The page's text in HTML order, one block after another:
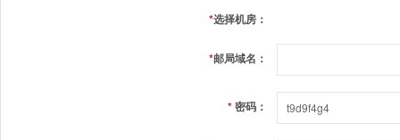
*选择机房：
*邮局域名：
*密码：